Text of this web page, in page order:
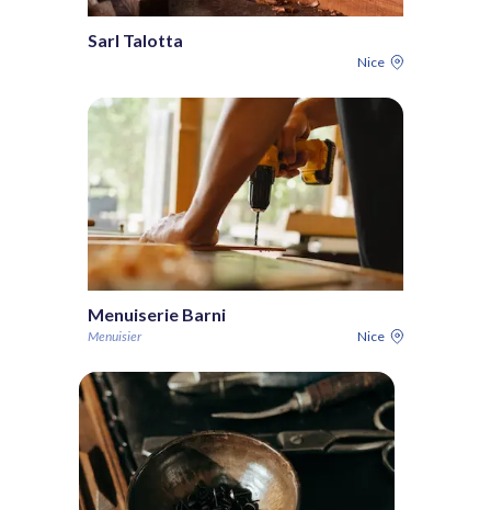
Sarl Talotta
Nice
Menuiserie Barni
Menuisier Nice